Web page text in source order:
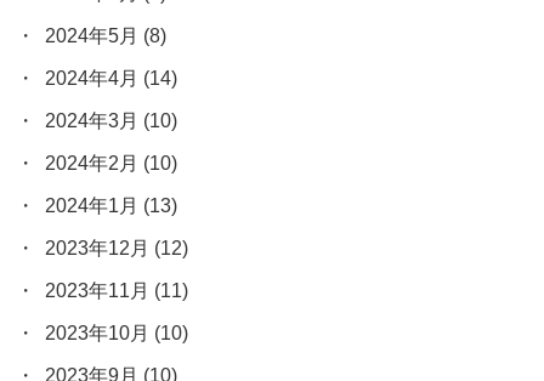
2024年5月 (8)
2024年4月 (14)
2024年3月 (10)
2024年2月 (10)
2024年1月 (13)
2023年12月 (12)
2023年11月 (11)
2023年10月 (10)
2023年9月 (10)